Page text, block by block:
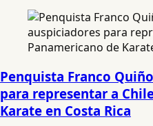
Penquista Franco
para representar a
Karate en Costa Rica